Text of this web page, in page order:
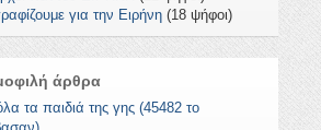
για την Ειρήνη (18 ψήφοι)
άρθρα
τα παιδιά της γης (45482 το